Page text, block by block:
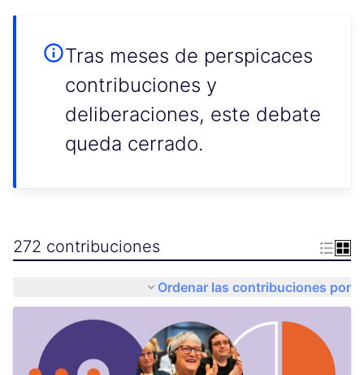
Tras meses de perspicaces
contribuciones y
deliberaciones, este debate
queda cerrado.
272 contribuciones
Ordenar las contribuciones por